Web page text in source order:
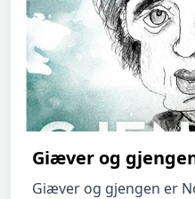
Giæver og
Giæver og gjengen er